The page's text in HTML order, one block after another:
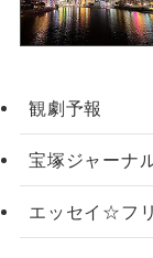
観劇予報
宝塚ジャーナ
エッセイ☆フ